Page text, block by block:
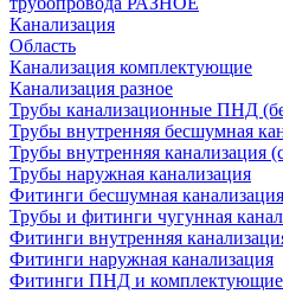
Канализация
Область
Канализация комплектующие
Канализация разное
Трубы канализационные ПНД
Трубы внутренняя бесшумная
Трубы внутренняя канализация
Трубы наружная канализация
Фитинги бесшумная
Трубы и фитинги чугунная
Фитинги внутренняя
Фитинги наружная канализация
Фитинги ПНД и комплектующие